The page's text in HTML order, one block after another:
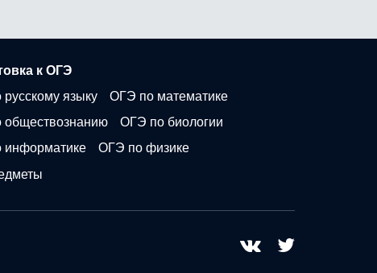
к ОГЭ
языку
ОГЭ по математике
ОГЭ по биологии
ОГЭ по физике